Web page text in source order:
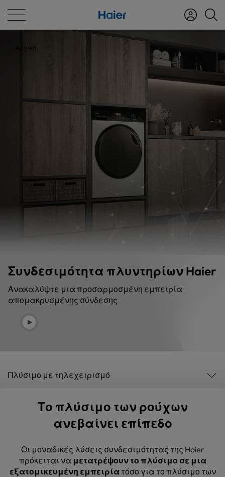
Αρχική
Συνδεσιμότητα πλυντηρίων Haier
Ανακαλύψτε μια προσαρμοσμένη εμπειρία
απομακρυσμένης σύνδεσης
Πλύσιμο με τηλεχειρισμό
Το πλύσιμο των ρούχων
ανεβαίνει επίπεδο
Οι μοναδικές λύσεις συνδεσιμότητας της Haier
πρόκειται να μετατρέψουν το πλύσιμο σε μια
εξατομικευμένη εμπειρίατόσο για το πλύσιμο των